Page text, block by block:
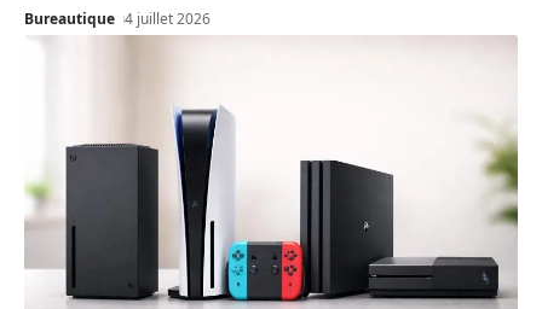
Bureautique 4 juillet 2026